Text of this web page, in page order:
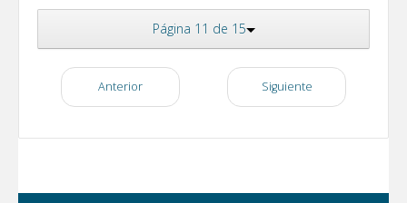
Página 11 de 15
Anterior Siguiente